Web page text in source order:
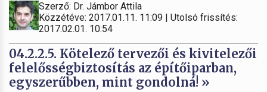
Szerző: Dr. Jámbor Attila
Közzétéve: 2017.01.11. 11:09 | Utolsó frissítés:
2017.02.01. 10:54
04.2.2.5. Kötelező tervezői és kivitelezői
felelősségbiztosítás az építőiparban,
egyszerűbben, mint gondolná! »